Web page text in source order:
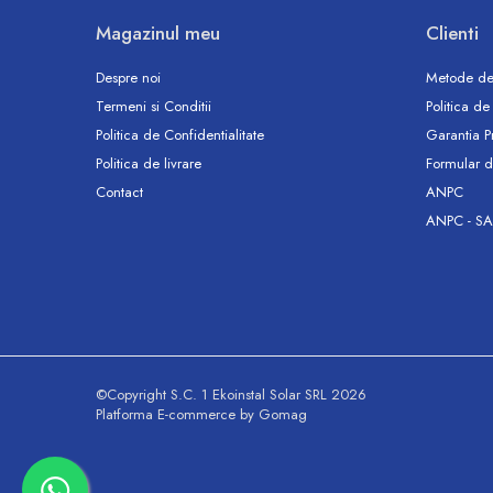
Rezervoare, rame WC incastrate si
Rezervoare si rame incastrate
Clapete rezervoare si accesorii
Aer conditionat Monosplit
Aer conditionat Multisplit
Accesorii aer conditionat si ventilatie
Filtrare aer
Magazinul meu
Despre noi
Termeni si Conditii
Politica de Confidentialitate
Politica de livrare
Contact
Clienti
Metode
Politica de
Garantia
Formular
ANPC
ANPC -
©Copyright S.C. 1 Ekoinstal Solar SRL 2026
Platforma E-commerce by Gomag